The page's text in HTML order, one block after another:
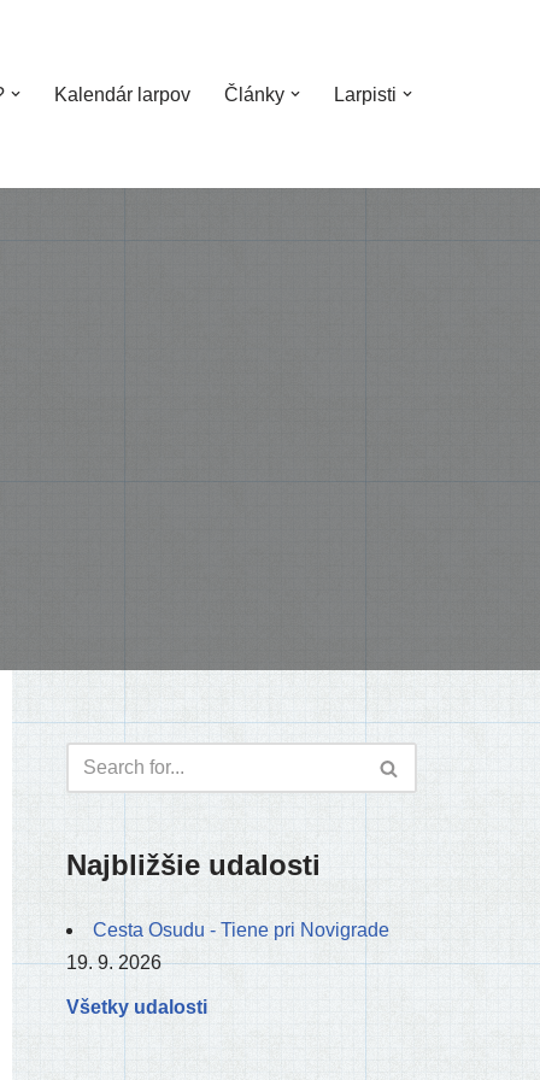
Kalendár larpov Články Larpisti
Najbližšie udalosti
Cesta Osudu - Tiene pri Novigrade
19. 9. 2026
Všetky udalosti